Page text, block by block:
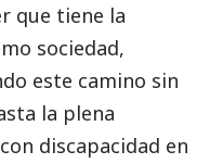
que tiene la
sociedad,
este camino sin
la plena
discapacidad en